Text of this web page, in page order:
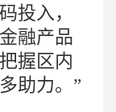
投入，
融产品
握区内
助力。